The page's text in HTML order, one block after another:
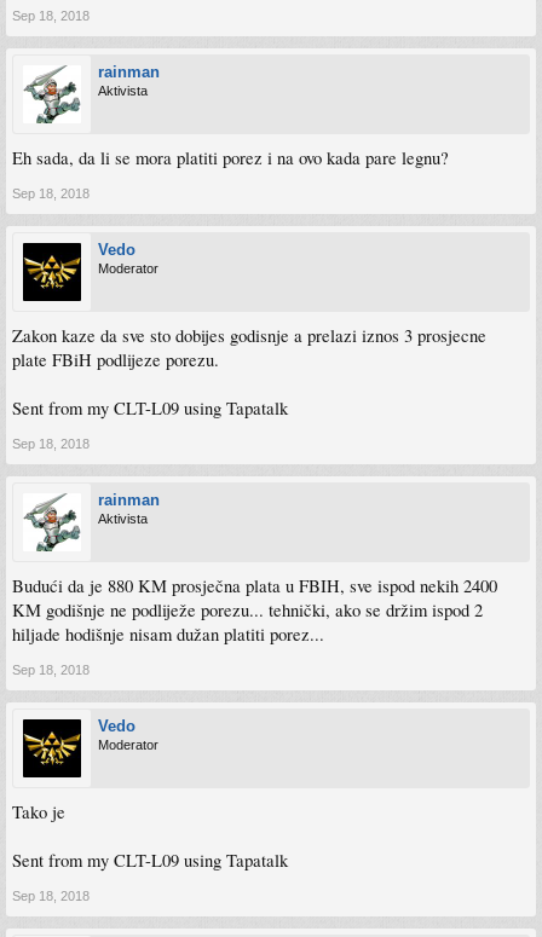
Sep 18, 2018
rainman
Aktivista
Eh sada, da li se mora platiti porez i na ovo kada pare legnu?
Sep 18, 2018
Vedo
Moderator
Zakon kaze da sve sto dobijes godisnje a prelazi iznos 3 prosjecne
plate FBiH podlijeze porezu.
Sent from my CLT-L09 using Tapatalk
Sep 18, 2018
rainman
Aktivista
Budući da je 880 KM prosječna plata u FBIH, sve ispod nekih 2400
KM godišnje ne podliježe porezu... tehnički, ako se držim ispod 2
hiljade hodišnje nisam dužan platiti porez...
Sep 18, 2018
Vedo
Moderator
Tako je
Sent from my CLT-L09 using Tapatalk
Sep 18, 2018